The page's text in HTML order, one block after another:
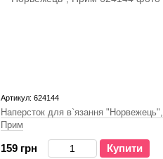
Артикул: 624144
Наперсток для в`язання "Норвежець",
Прим
159 грн Купити